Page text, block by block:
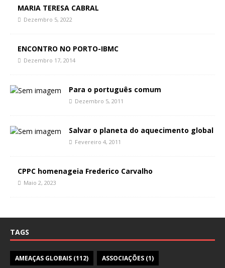
MARIA TERESA CABRAL
Dezembro 5, 2022
ENCONTRO NO PORTO-IBMC
Dezembro 17, 2014
Para o português comum
Dezembro 5, 2011
Salvar o planeta do aquecimento global
Fevereiro 4, 2011
CPPC homenageia Frederico Carvalho
Maio 2, 2023
TAGS
AMEAÇAS GLOBAIS (112) ASSOCIAÇÕES (1)